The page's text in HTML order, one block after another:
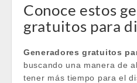
Conoce estos
gratuitos para
Generadores gratuitos
buscando una manera de
tener más tiempo para el